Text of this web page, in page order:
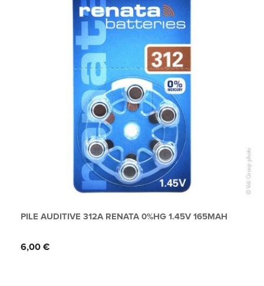
PILE AUDITIVE 312A RENATA 0%HG 1.45V 165MAH
Prix
6,00 €